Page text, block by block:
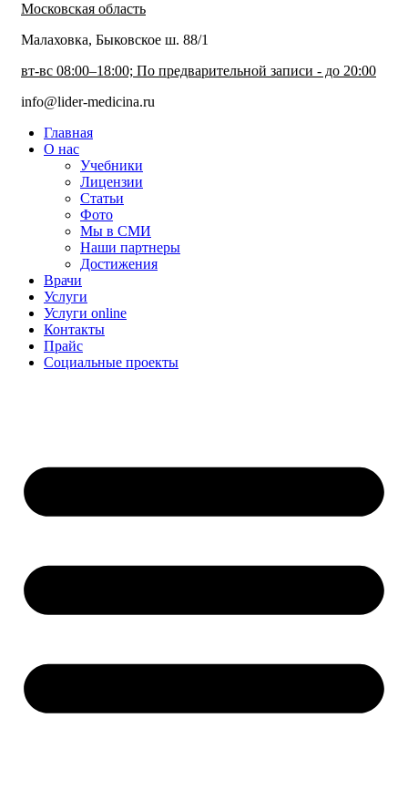
Московская область
Малаховка, Быковское ш. 88/1
вт-вс 08:00–18:00; По предварительной записи - до 20:00
info@lider-medicina.ru
Главная
О нас
Учебники
Лицензии
Статьи
Фото
Мы в СМИ
Наши партнеры
Достижения
Врачи
Услуги
Услуги online
Контакты
Прайс
Социальные проекты